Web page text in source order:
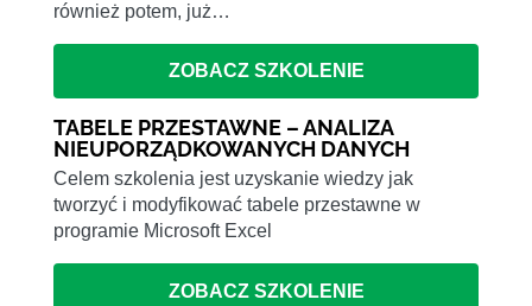
również potem, już…
ZOBACZ SZKOLENIE
TABELE PRZESTAWNE – ANALIZA
NIEUPORZĄDKOWANYCH DANYCH
Celem szkolenia jest uzyskanie wiedzy jak
tworzyć i modyfikować tabele przestawne w
programie Microsoft Excel
ZOBACZ SZKOLENIE